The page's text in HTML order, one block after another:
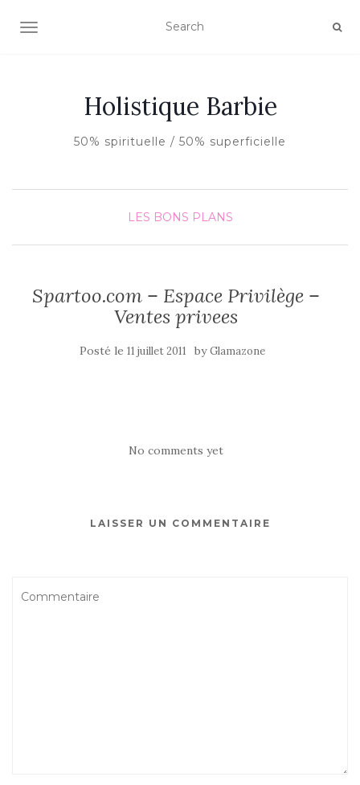
AFFICHER/MASQUER LA NAVIGATION
Holistique Barbie
50% spirituelle / 50% superficielle
LES BONS PLANS
Spartoo.com – Espace Privilège –
Ventes privees
Posté le 11 juillet 2011 byGlamazone
No comments yet
LAISSER UN COMMENTAIRE